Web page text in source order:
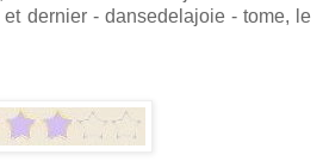
dernier - dansedelajoie - tome, le